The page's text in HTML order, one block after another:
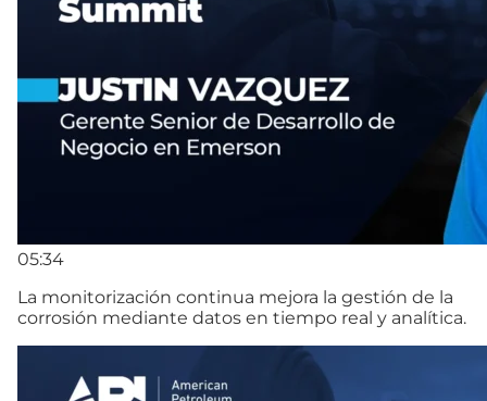
05:34
La monitorización continua mejora la gestión de la
corrosión mediante datos en tiempo real y analítica.